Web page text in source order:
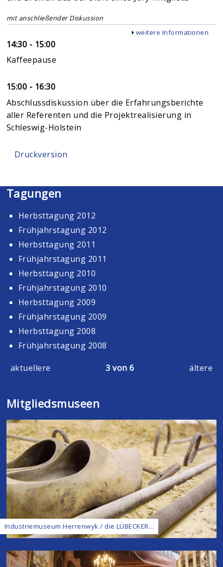
mit anschließender Diskussion
Anzeigen
weitere Informationen
14:30 - 15:00
Kaffeepause
15:00 - 16:30
Abschlussdiskussion über die Erfahrungsberichte
aller Referenten und die Projektrealisierung in
Schleswig-Holstein
Druckversion
Tagungen
Herbsttagung 2012
Frühjahrstagung 2012
Herbsttagung 2011
Frühjahrstagung 2011
Herbsttagung 2010
Frühjahrstagung 2010
Herbsttagung 2009
Frühjahrstagung 2009
Herbsttagung 2008
Frühjahrstagung 2008
aktuellere 3 von 6 ältere
Mitgliedsmuseen
Industriemuseum Herrenwyk / die LÜBECKER...